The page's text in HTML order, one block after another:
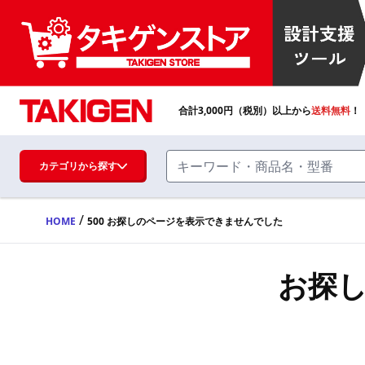
ハンドル・取手・つまみ・周辺機器
FA・A
合計3,000円（税別）以上から送料無料
カテゴリから探す
HOME / 500 お探しのページを表示できませんでした
お探